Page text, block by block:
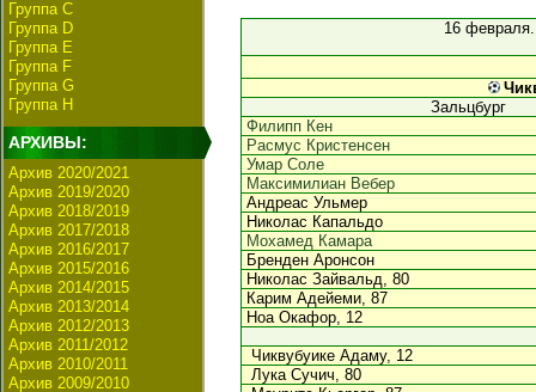
Группа C
Группа D
Группа E
Группа F
Группа G
Группа H
АРХИВЫ:
Архив 2020/2021
Архив 2019/2020
Архив 2018/2019
Архив 2017/2018
Архив 2016/2017
Архив 2015/2016
Архив 2014/2015
Архив 2013/2014
Архив 2012/2013
Архив 2011/2012
Архив 2010/2011
Архив 2009/2010
16
Зальцбург
Филипп Кен
Расмус Кристенсен
Умар Соле
Максимилиан Вебер
Андреас Ульмер
Николас Капальдо
Мохамед Камара
Бренден Аронсон
Николас Зайвальд, 80
Карим Адейеми, 87
Ноа Окафор, 12
Чиквубуике Адаму, 12
Лука Сучич, 80